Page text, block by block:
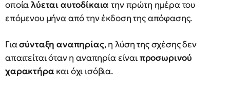
οποίαλύεται αυτοδίκαια την πρώτη ημέρα του
επόμενου μήνα από την έκδοση της απόφασης.
Γιασύνταξη αναπηρίας, η λύση της σχέσης δεν
απαιτείται όταν η αναπηρία είναιπροσωρινού
χαρακτήρα και όχι ισόβια.